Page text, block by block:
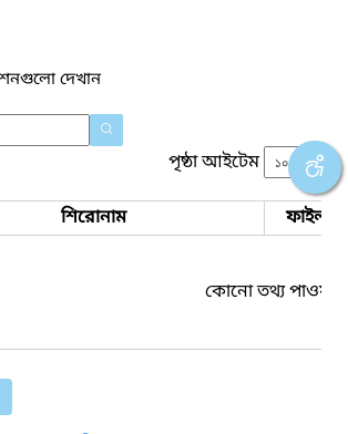
দেখান
পৃষ্ঠা আইটেম
শিরোনাম ফাইল
কোনো তথ্য পাওয়া